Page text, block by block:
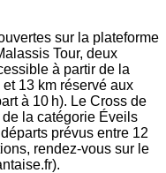
sur la plateforme
Tour, deux
à partir de la
13 km réservé aux
à 10 h). Le Cross de
de la catégorie Éveils
prévus entre 12
rendez-vous sur le